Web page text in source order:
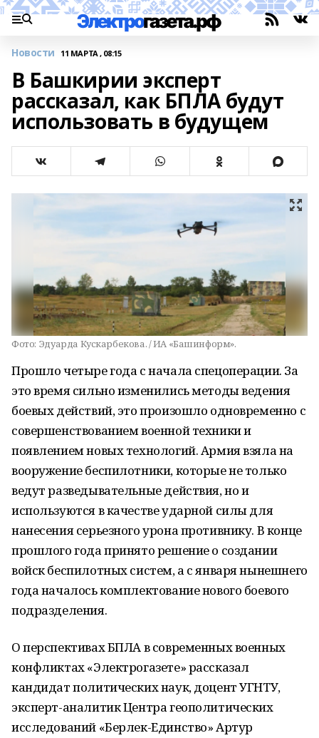
Новости 11 МАРТА , 08:15
В Башкирии эксперт
рассказал, как БПЛА будут
использовать в будущем
Фото: Эдуарда Кускарбекова. / ИА «Башинформ».
Прошло четыре года с начала спецоперации. За
это время сильно изменились методы ведения
боевых действий, это произошло одновременно с
совершенствованием военной техники и
появлением новых технологий. Армия взяла на
вооружение беспилотники, которые не только
ведут разведывательные действия, но и
используются в качестве ударной силы для
нанесения серьезного урона противнику. В конце
прошлого года принято решение о создании
войск беспилотных систем, а с января нынешнего
года началось комплектование нового боевого
подразделения.
О перспективах БПЛА в современных военных
конфликтах «Электрогазете» рассказал
кандидат политических наук, доцент УГНТУ,
эксперт-аналитик Центра геополитических
исследований «Берлек-Единство» Артур